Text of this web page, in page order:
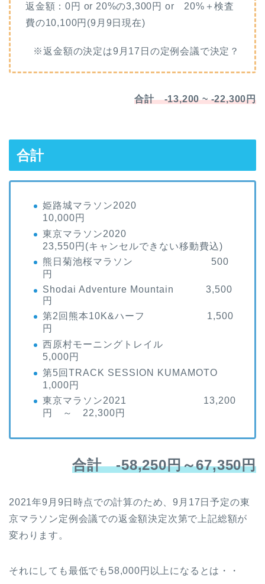
返金額：0円 or 20%の3,300円 or 20%＋検査
費の10,100円(9月9日現在)
※返金額の決定は9月17日の定例会議で決定？
合計 -13,200 ~ -22,300円
合計
姫路城マラソン2020
10,000円
東京マラソン2020
23,550円(キャンセルできない移動費込)
熊日菊池桜マラソン 500
円
Shodai Adventure Mountain 3,500
円
第2回熊本10K&ハーフ 1,500
円
西原村モーニングトレイル
5,000円
第5回TRACK SESSION KUMAMOTO
1,000円
東京マラソン2021 13,200
円 ～ 22,300円
合計 -58,250円～67,350円
2021年9月9日時点での計算のため、9月17日予定の東
京マラソン定例会議での返金額決定次第で上記総額が
変わります。
それにしても最低でも58,000円以上になるとは・・